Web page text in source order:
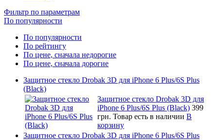
Фильтр по параметрам
По популярности
По популярности
По рейтингу
По цене, сначала недорогие
По цене, сначала дорогие
Защитное стекло Drobak 3D для iPhone 6 Plus/6S Plus
(Black)
Защитное стекло Drobak 3D для
iPhone 6 Plus/6S Plus (Black) 399
грн. Товар есть в наличии В
корзину
Защитное стекло Drobak 3D для iPhone 6 Plus/6S Plus